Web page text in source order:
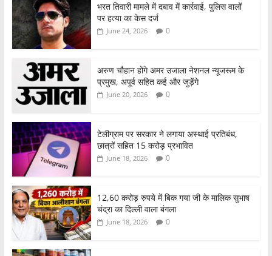
भरत तिवारी मामले में दबाव में कार्रवाई, पुलिस वालों
पर हत्या का केस दर्ज
June 24, 2026 0
अरुण चौहान होंगे अमर उजाला नेशनल न्यूजरूम के
प्रमुख, अपूर्व सहित कई और जुड़ेंगे
June 20, 2026 0
टेलीग्राम पर सरकार ने लगाया अस्थाई प्रतिबंध,
छात्रों सहित 15 करोड़ प्रभावित
June 18, 2026 0
12,60 करोड़ रुपये में बिक गया जी के मालिक सुभाष
चंद्रा का दिल्ली वाला बंगला
June 18, 2026 0